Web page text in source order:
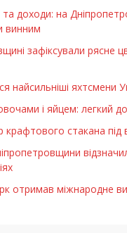
доходи: на
винним
зафіксували рясне
найсильніші яхтсмени
і яйцем: легкий
крафтового стакана під
отримав міжнародне